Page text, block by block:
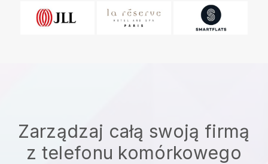
Zarządzaj całą swoją firmą
z telefonu komórkowego